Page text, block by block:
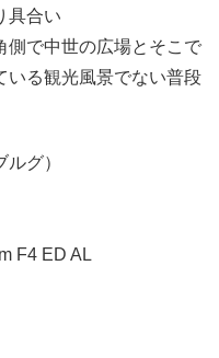
具合い
で中世の広場とそこで
いる観光風景でない普段
グ）
F4 ED AL